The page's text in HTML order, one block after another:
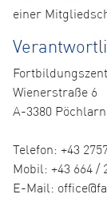
einer
Wienerstraße 6
A-3380 Pöchlarn
Telefon: +43
Mobil: +43 664 /
E-Mail: